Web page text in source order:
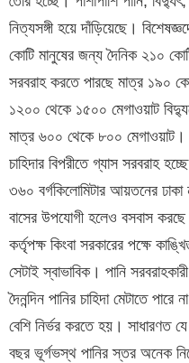
নিত্যসঙ্গী হয়ে দাঁড়িয়েছে।
কোটি মানুষের জন্য দৈনিক ২১০
সরবরাহ করতে পারছে মাত্র ১৯০
১২০০ থেকে ১৫০০ মেগাওয়াট
মাত্র ৬০০ থেকে ৮০০ মেগাওয়াট।
চাহিদার বিপরীতে গ্যাস সরবরাহ
৩৬০ বর্গকিলোমিটার আয়তনের
বাসের উপযোগী হলেও বসবাস
কর্তৃপক্ষ কিংবা সরকারের পক্ষে
সেটাই স্বাভাবিক। পানি
দৈনন্দিন পানির চাহিদা মেটাতে
বেশি নির্ভর করতে হয়। সাধারণত
বছর ভূর্গভস্থ পানির স্তর অনেক